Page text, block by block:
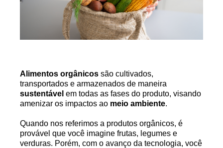
Alimentos orgânicos são cultivados,
transportados e armazenados de maneira
sustentável em todas as fases do produto, visando
amenizar os impactos ao meio ambiente.
Quando nos referimos a produtos orgânicos, é
provável que você imagine frutas, legumes e
verduras. Porém, com o avanço da tecnologia, você